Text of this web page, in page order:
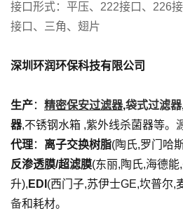
接口形式：平压、222接口、226
接口、三角、翅片
深圳环润环保科技有限公司
生产： 精密保安过滤器,袋式过滤器
器,不锈钢水箱 ,紫外线杀菌器等。
代理： 离子交换树脂(陶氏,罗门哈
反渗透膜/超滤膜(东丽,陶氏,海德
升), EDI (西门子,苏伊士GE,坎普尔,
备和耗材。